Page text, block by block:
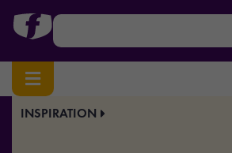
INSPIRATION
Hem/Väskor & Researtiklar